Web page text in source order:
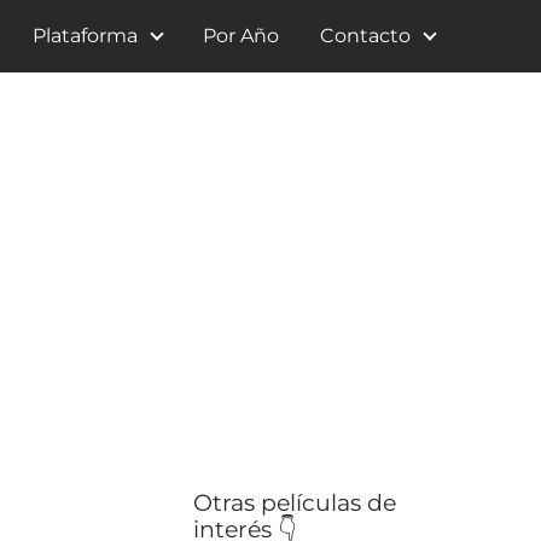
Plataforma Por Año Contacto
Otras películas de
interés 👇